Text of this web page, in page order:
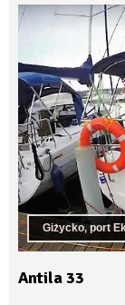
Giżycko, port
Antila 33